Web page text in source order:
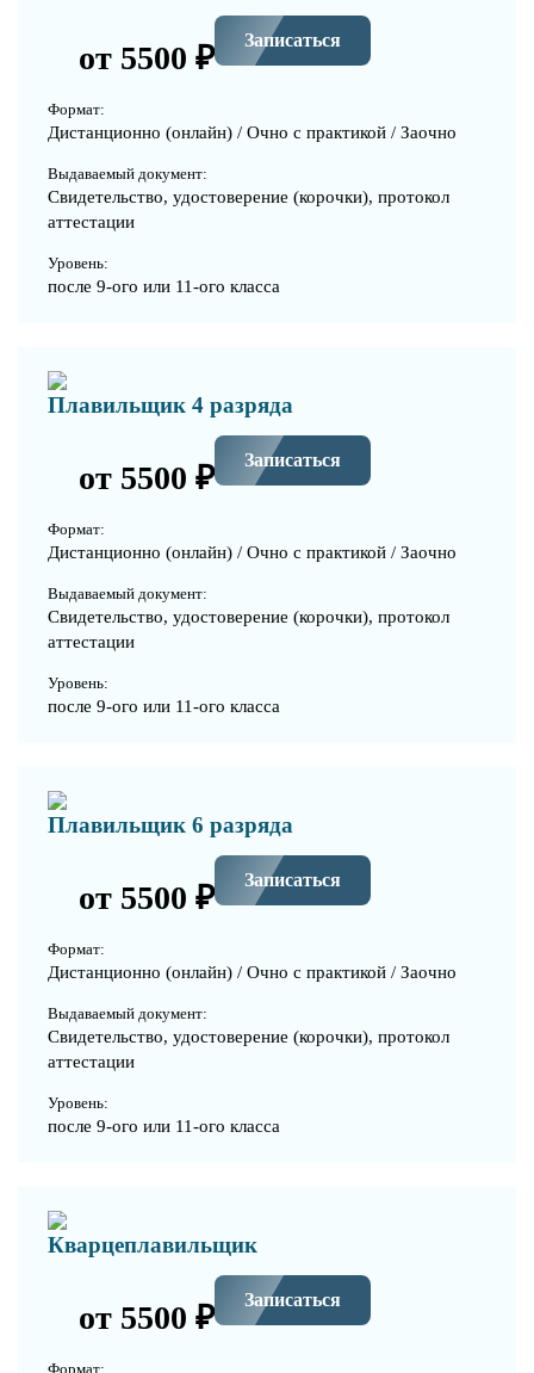
от 5500 ₽ Записаться
Формат:
Дистанционно (онлайн) / Очно с практикой / Заочно
Выдаваемый документ:
Свидетельство, удостоверение (корочки), протокол
аттестации
Уровень:
после 9-ого или 11-ого класса
Плавильщик 4 разряда
от 5500 ₽ Записаться
Формат:
Дистанционно (онлайн) / Очно с практикой / Заочно
Выдаваемый документ:
Свидетельство, удостоверение (корочки), протокол
аттестации
Уровень:
после 9-ого или 11-ого класса
Плавильщик 6 разряда
от 5500 ₽ Записаться
Формат:
Дистанционно (онлайн) / Очно с практикой / Заочно
Выдаваемый документ:
Свидетельство, удостоверение (корочки), протокол
аттестации
Уровень:
после 9-ого или 11-ого класса
Кварцеплавильщик
от 5500 ₽ Записаться
Формат: